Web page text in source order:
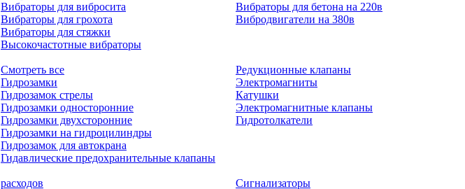
Вибраторы для вибросита
Вибраторы для грохота
Вибраторы для стяжки
Высокочастотные вибраторы
Вибраторы для бетона на 220в
Вибродвигатели на 380в
Смотреть все
Гидрозамки
Гидрозамок стрелы
Гидрозамки односторонние
Гидрозамки двухсторонние
Гидрозамки на гидроцилиндры
Гидрозамок для автокрана
Гидавлические предохранительные клапаны
Редукционные клапаны
Электромагниты
Катушки
Электромагнитные клапаны
Гидротолкатели
расходов
Сигнализаторы